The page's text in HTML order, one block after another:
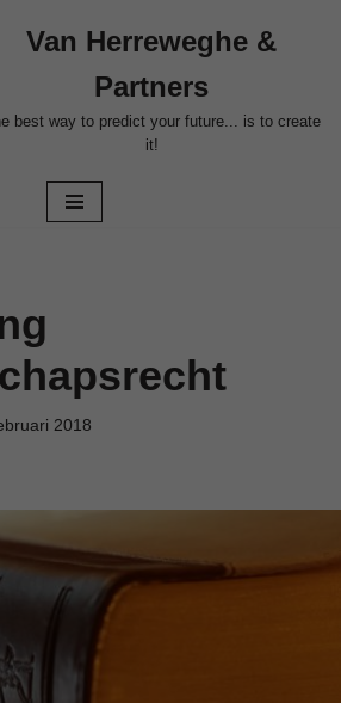
Van Herreweghe &
Partners
best way to predict your future... is to create
it!
2018